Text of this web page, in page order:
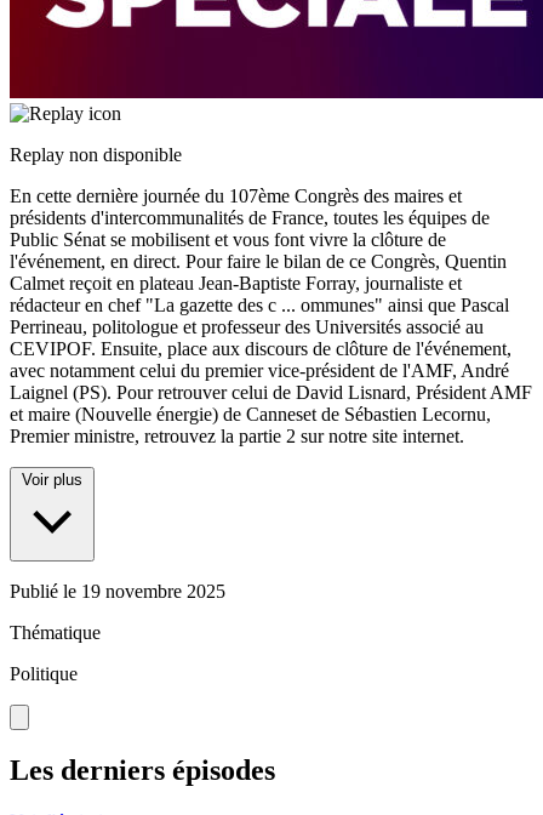
Replay non disponible
En cette dernière journée du 107ème Congrès des maires et
présidents d'intercommunalités de France, toutes les équipes de
Public Sénat se mobilisent et vous font vivre la clôture de
l'événement, en direct. Pour faire le bilan de ce Congrès, Quentin
Calmet reçoit en plateau Jean-Baptiste Forray, journaliste et
rédacteur en chef "La gazette des c ... ommunes" ainsi que Pascal
Perrineau, politologue et professeur des Universités associé au
CEVIPOF. Ensuite, place aux discours de clôture de l'événement,
avec notamment celui du premier vice-président de l'AMF, André
Laignel (PS). Pour retrouver celui de David Lisnard, Président AMF
et maire (Nouvelle énergie) de Canneset de Sébastien Lecornu,
Premier ministre, retrouvez la partie 2 sur notre site internet.
Voir plus
Publié le 19 novembre 2025
Thématique
Politique
Les derniers épisodes